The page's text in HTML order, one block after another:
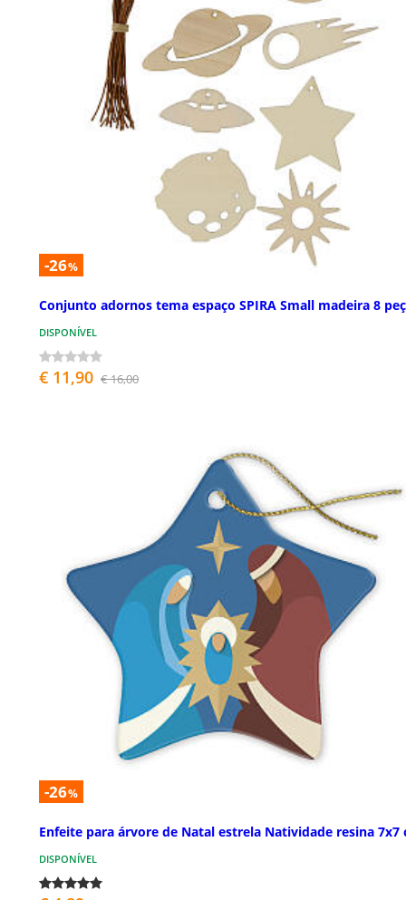
-26%
Conjunto adornos tema espaço SPIRA Small madeira 8
DISPONÍVEL
€ 11,90 € 16,00
-26%
Enfeite para árvore de Natal estrela Natividade resina 7x7
DISPONÍVEL